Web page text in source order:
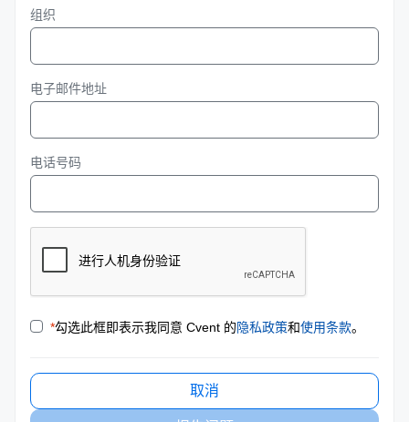
组织
电子邮件地址
电话号码
*勾选此框即表示我同意 Cvent 的隐私政策和使用条款。
取消